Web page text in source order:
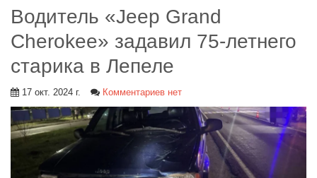
Водитель «Jeep Grand
Cherokee» задавил 75-летнего
старика в Лепеле
17 окт. 2024 г. Комментариев нет